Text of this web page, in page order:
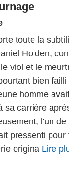
toute la
Holden,
viol et le
bien
homme
sa carrière
l'un
pressenti pour
origina Lire